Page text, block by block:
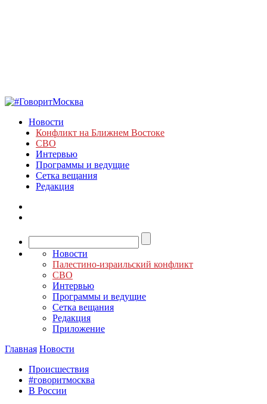
Новости
Конфликт на Ближнем Востоке
СВО
Интервью
Программы и ведущие
Сетка вещания
Редакция
Новости
Палестино-израильский конфликт
СВО
Интервью
Программы и ведущие
Сетка вещания
Редакция
Приложение
Главная Новости
Происшествия
#говоритмосква
В России